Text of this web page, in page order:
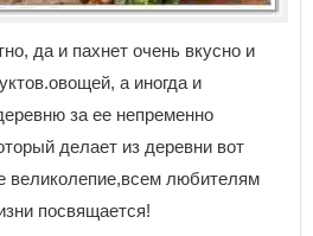
да и пахнет очень вкусно и
а иногда и
за ее непременно
делает из деревни вот
великолепие,всем любителям
посвящается!